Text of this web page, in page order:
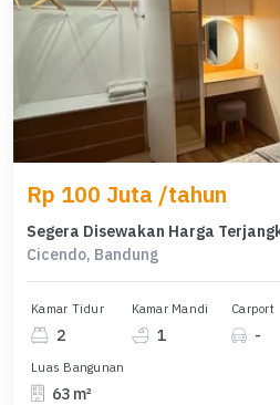
Rp 100 Juta /tahun
Segera Disewakan Harga
Cicendo, Bandung
Kamar Tidur
2
Kamar Mandi
1
Carport
-
Luas Bangunan
63 m²